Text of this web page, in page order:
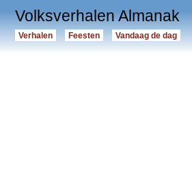
Volksverhalen Almanak
Verhalen Feesten Vandaag de dag